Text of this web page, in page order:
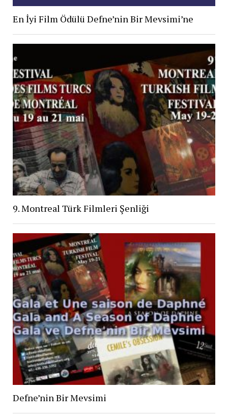
En İyi Film Ödülü Defne’nin Bir Mevsimi’ne
9. Montreal Türk Filmleri Şenliği
Defne’nin Bir Mevsimi